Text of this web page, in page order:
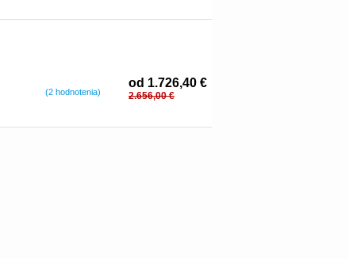
(2 hodnotenia)
od 1.726,40 €
2.656,00 €